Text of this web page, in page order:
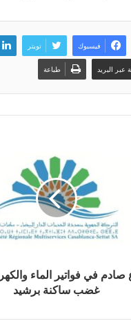
فيسبوك تويتر
عبر البريد طباعة
صادم في فواتير الماء
غضب ساكنة برشيد